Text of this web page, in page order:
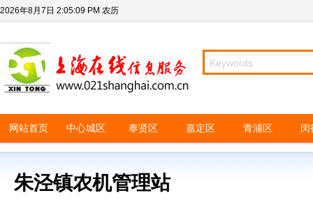
2026年8月7日 2:05:09 PM 农历
网站首页 中心城区 奉贤区 嘉定区 青浦区 闵
朱泾镇农机管理站